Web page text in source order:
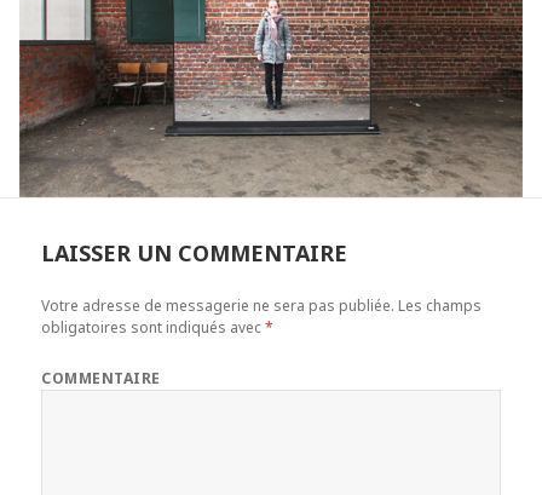
LAISSER UN COMMENTAIRE
Votre adresse de messagerie ne sera pas publiée. Les champs
obligatoires sont indiqués avec*
COMMENTAIRE